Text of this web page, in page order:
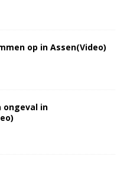
op in Assen(Video)
ongeval in